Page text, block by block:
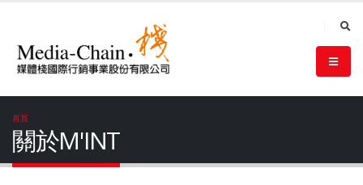
首頁
關於M'INT